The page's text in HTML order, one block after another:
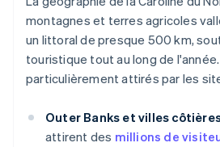
montagnes et terres agricoles
un littoral de presque 500 km,
touristique tout au long de
particulièrement attirés par les
Outer Banks et villes
attirent des millions de